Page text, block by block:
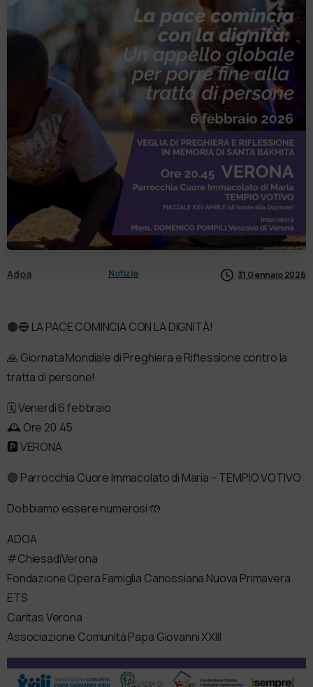
Adoa Notizie 31 Gennaio 2026
🟠🔵 LA PACE COMINCIA CON LA DIGNITÀ!
🙏 Giornata Mondiale di Preghiera e Riflessione contro la
tratta di persone!
🗓 Venerdì 6 febbraio
🕰 Ore 20.45
🅿️ VERONA
🟣 Parrocchia Cuore Immacolato di Maria – TEMPIO VOTIVO
Dobbiamo essere numerosi 🤲
ADOA
#ChiesadiVerona
Fondazione Opera Famiglia Canossiana Nuova Primavera
ETS
Caritas Verona
Associazione Comunità Papa Giovanni XXIII